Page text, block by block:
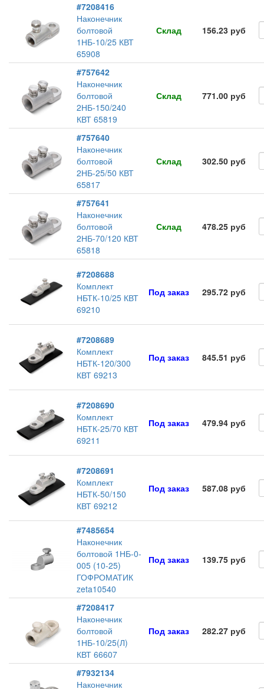
#7208416
Наконечник
болтовой
1НБ-10/25 КВТ
65908
Склад 156.23 руб
#757642
Наконечник
болтовой
2НБ-150/240
КВТ 65819
Склад 771.00 руб
#757640
Наконечник
болтовой
2НБ-25/50 КВТ
65817
Склад 302.50 руб
#757641
Наконечник
болтовой
2НБ-70/120 КВТ
65818
Склад 478.25 руб
#7208688
Комплект
НБТК-10/25 КВТ
69210
Под заказ 295.72 руб
#7208689
Комплект
НБТК-120/300
КВТ 69213
Под заказ 845.51 руб
#7208690
Комплект
НБТК-25/70 КВТ
69211
Под заказ 479.94 руб
#7208691
Комплект
НБТК-50/150
КВТ 69212
Под заказ 587.08 руб
#7485654
Наконечник
болтовой 1НБ-0-
005 (10-25)
ГОФРОМАТИК
zeta10540
Под заказ 139.75 руб
#7208417
Наконечник
болтовой
1НБ-10/25(Л)
КВТ 66607
Под заказ 282.27 руб
#7932134
Наконечник